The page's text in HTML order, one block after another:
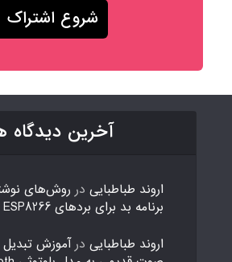
آخرین دیدگاه
اروند طباطبایی در روش‌های
برنامه بد برای بردهای ESP8266
اروند طباطبایی درآموزش